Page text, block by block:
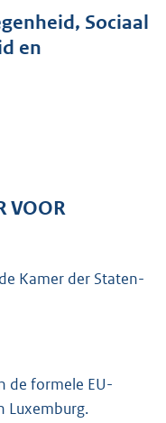
s
g
4
Sociaal
en
VOOR
Kamer der Staten-
de formele EU-
Luxemburg.